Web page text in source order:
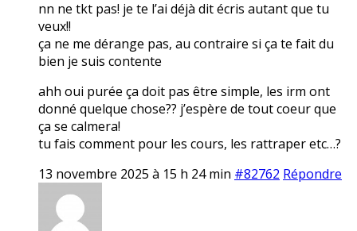
nn ne tkt pas! je te l’ai déjà dit écris autant que tu
veux!!
ça ne me dérange pas, au contraire si ça te fait du
bien je suis contente
ahh oui purée ça doit pas être simple, les irm ont
donné quelque chose?? j’espère de tout coeur que
ça se calmera!
tu fais comment pour les cours, les rattraper etc…?
13 novembre 2025 à 15 h 24 min #82762 Répondre